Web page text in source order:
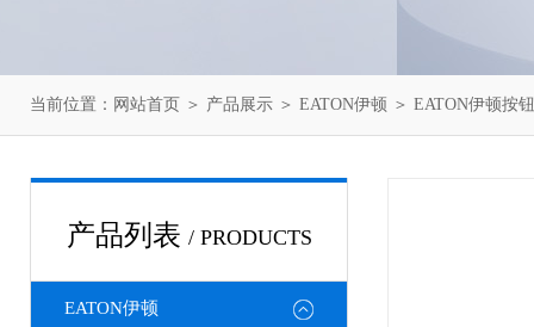
当前位置： 网站首页 ＞ 产品展示 ＞ EATON伊顿 ＞ EATON伊顿按
产品列表 / PRODUCTS
EATON伊顿